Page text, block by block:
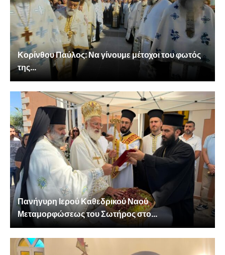
Κορίνθου Παύλος: Να γίνουμε μέτοχοι του φωτός
της...
Πανήγυρη Ιερού Καθεδρικού Ναού
Μεταμορφώσεως του Σωτήρος στο...